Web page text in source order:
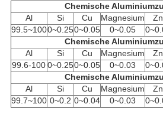
Chemische
Al
Si Cu Magnesium Zn
99.5~1000~0.250~0.05 0~0.05
Chemische
Al
Si Cu Magnesium Zn
99.6-1000~0.250~0.05 0~0.03
Chemische
Al
Si Cu Magnesium Zn
99.7~100 0~0.2 0~0.04 0~0.03